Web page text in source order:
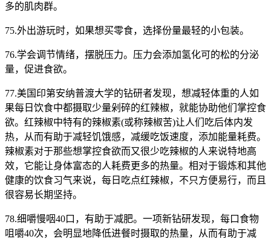
多的肌肉群。
75.外出游玩时，如果想买零食，选择份量最轻的小包装。
76.学会调节情绪，摆脱压力。压力会添加氢化可的松的分泌
量，促进食欲。
77.美国印第安纳普渡大学的钻研者发现，想减轻体重的人如
果每日饮食中都摄取少量剁碎的红辣椒，就能协助他们掌控食
欲。红辣椒中特有的辣椒素(或称辣椒苦)让人们吃后体内发
热，从而有助于减轻饥饿感，减缓吃饭速度，添加能量耗费。
辣椒素对于那些想掌控食欲而又很少吃辣椒的人来说特地高
效，它能让身体富态的人耗费更多的热量。相对于锻炼和其他
健康的饮食习气来说，每日吃点红辣椒，不只方便易行，而且
很容易长期坚持。
78.细嚼慢咽40口，有助于减肥。一项新钻研发现，每口食物
咀嚼40次，会明显地降低进餐时摄取的热量，从而有助于减